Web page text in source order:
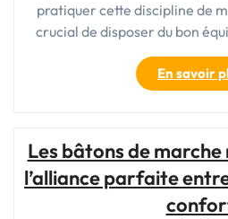
pratiquer cette discipline de
crucial de disposer du bon
En savoir
Les bâtons de
l’alliance parfaite